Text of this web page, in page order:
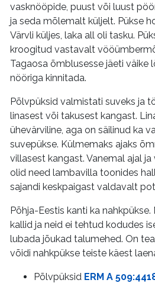
vasknööpide, puust või luust
ja seda mõlemalt küljelt. Pükse
Värvli küljes, laka all oli tasku.
kroogitud vastavalt
Tagaosa õmblusesse jäeti väike
nööriga kinnitada.
Põlvpüksid valmistati suveks ja
linasest või takusest kangast.
ühevärviline, aga on säilinud ka
suvepükse. Külmemaks ajaks
villasest kangast. Vanemal ajal
olid need lambavilla toonides
sajandi keskpaigast valdavalt
Põhja-Eestis kanti ka
kallid ja neid ei tehtud kodudes
lubada jõukad talumehed. On
võidi nahkpükse teiste käest
Põlvpüksid ERM A